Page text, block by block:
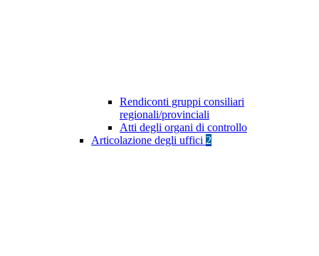
Rendiconti gruppi consiliari
regionali/provinciali
Atti degli organi di controllo
Articolazione degli uffici 2